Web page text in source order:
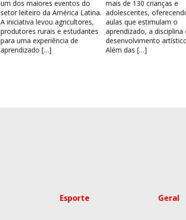
um dos maiores eventos do
setor leiteiro da América Latina.
A iniciativa levou agricultores,
produtores rurais e estudantes
para uma experiência de
aprendizado […]
mais de 130 crianças e
adolescentes,
aulas que estimulam o
aprendizado, a disciplina
desenvolvimento
Além das […]
Esporte Geral